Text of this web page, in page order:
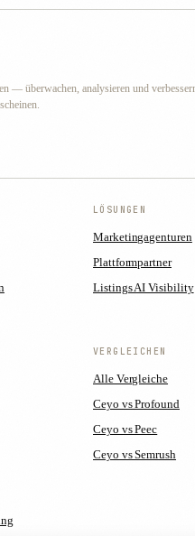
— überwachen, analysieren und
LÖSUNGEN
Marketingagenturen
Plattformpartner
Listings AI Visibility
VERGLEICHEN
Alle Vergleiche
Ceyo vs Profound
Ceyo vs Peec
Ceyo vs Semrush